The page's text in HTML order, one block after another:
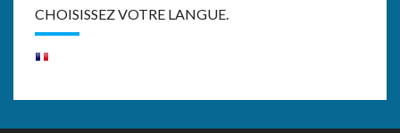
CHOISISSEZ VOTRE LANGUE.